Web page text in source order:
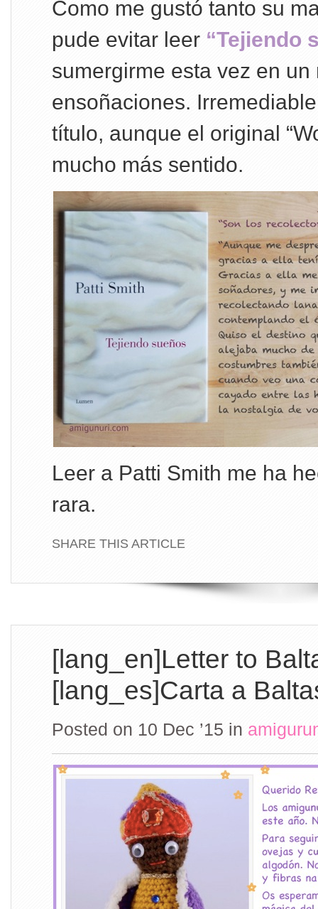
Como me gustó tanto su
pude evitar leer “Tejiendo
sumergirme esta vez en un
ensoñaciones.
título, aunque el original
mucho más sentido.
Leer a Patti Smith me ha
rara.
SHARE THIS ARTICLE
[lang_en]Letter to
[lang_es]Carta a
Posted on 10 Dec ’15 in